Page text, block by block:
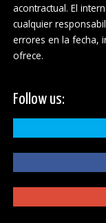
acontractual. El
cualquier
errores en la fecha,
ofrece.
Follow us: